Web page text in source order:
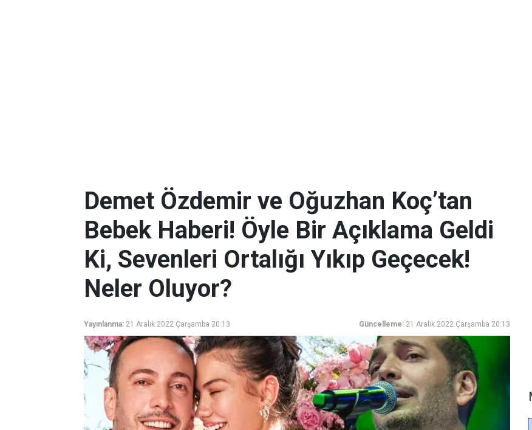
Demet Özdemir ve Oğuzhan Koç’tan
Bebek Haberi! Öyle Bir Açıklama Geldi
Ki, Sevenleri Ortalığı Yıkıp Geçecek!
Neler Oluyor?
Yayınlanma: 21 Aralık 2022 Çarşamba 20:13 Güncelleme: 21 Aralık 2022 Çarşamba 20:13